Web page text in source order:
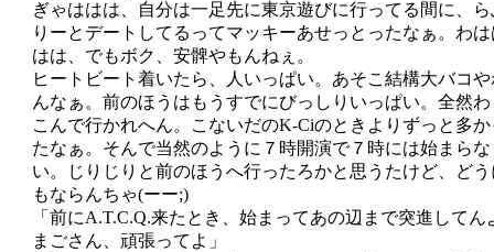
ぎゃははは、自分は一足先に東京遊びに行ってる間に、ら
りーとデートしてるってマッキーあせっとったなぁ。わは
はは、でもボク、安髀やもんねぇ。
ヒートビート着いたら、人いっぱい。あそこ結構大バコや
んなぁ。前のほうはもうすでにびっしりいっぱい。全然わ
こんで行かれへん。こないだのK-Ciのときよりずっと多か
たなぁ。そんで当然のように７時開演で７時には始まらな
い。じりじりと前のほうへ行ったろかと思うたけど、どう
もならんちゃ(ーー;)
「前にA.T.C.Q.来たとき、始まってあの辺まで突進してん
まごさん、頑張ってよ」